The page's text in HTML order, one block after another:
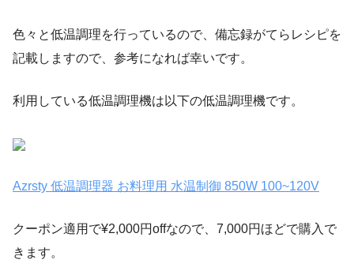
色々と低温調理を行っているので、備忘録がてらレシピを
記載しますので、参考になれば幸いです。
利用している低温調理機は以下の低温調理機です。
Azrsty 低温調理器 お料理用 水温制御 850W 100~120V
クーポン適用で¥2,000円offなので、7,000円ほどで購入で
きます。